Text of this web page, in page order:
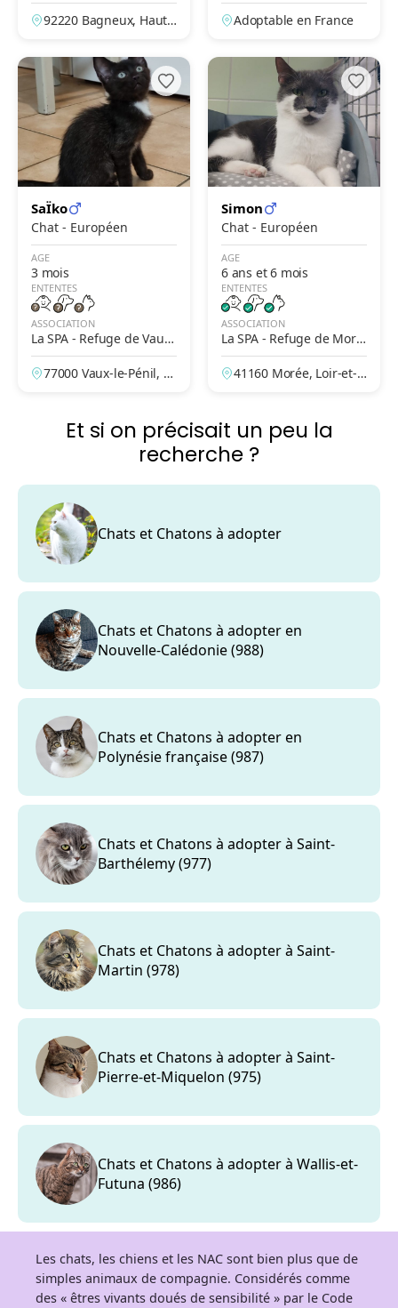
92220 Bagneux, Hauts
et Lina
Adoptable en France
SaÏko
Chat - Européen
AGE
3 mois
ENTENTES
ASSOCIATION
La SPA - Refuge de Vaux-
Le-Penil
77000 Vaux-le-Pénil, S
Simon
Chat - Européen
AGE
6 ans et 6 mois
ENTENTES
ASSOCIATION
La SPA - Refuge de Moré
e – Jean Leriche
41160 Morée, Loir-et-C
Et si on précisait un peu la
recherche ?
Chats et Chatons à adopter
Chats et Chatons à adopter en
Nouvelle-Calédonie (988)
Chats et Chatons à adopter en
Polynésie française (987)
Chats et Chatons à adopter à Saint-
Barthélemy (977)
Chats et Chatons à adopter à Saint-
Martin (978)
Chats et Chatons à adopter à Saint-
Pierre-et-Miquelon (975)
Chats et Chatons à adopter à Wallis-et-
Futuna (986)
Les chats, les chiens et les NAC sont bien plus que de
simples animaux de compagnie. Considérés comme
des « êtres vivants doués de sensibilité » par le Code